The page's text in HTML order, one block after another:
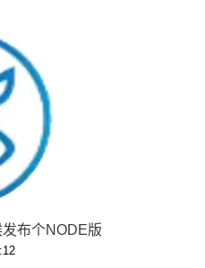
布个NODE版